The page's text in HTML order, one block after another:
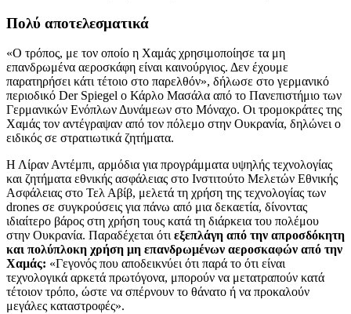
Πολύ αποτελεσματικά
«Ο τρόπος, με τον οποίο η Χαμάς χρησιμοποίησε τα μη
επανδρωμένα αεροσκάφη είναι καινούργιος. Δεν έχουμε
παρατηρήσει κάτι τέτοιο στο παρελθόν», δήλωσε στο γερμανικό
περιοδικό Der Spiegel ο Κάρλο Μασάλα από το Πανεπιστήμιο των
Γερμανικών Ενόπλων Δυνάμεων στο Μόναχο. Οι τρομοκράτες της
Χαμάς τον αντέγραψαν από τον πόλεμο στην Ουκρανία, δηλώνει ο
ειδικός σε στρατιωτικά ζητήματα.
Η Λίραν Αντέμπι, αρμόδια για προγράμματα υψηλής τεχνολογίας
και ζητήματα εθνικής ασφάλειας στο Ινστιτούτο Μελετών Εθνικής
Ασφάλειας στο Τελ Αβίβ, μελετά τη χρήση της τεχνολογίας των
drones σε συγκρούσεις για πάνω από μια δεκαετία, δίνοντας
ιδιαίτερο βάρος στη χρήση τους κατά τη διάρκεια του πολέμου
στην Ουκρανία. Παραδέχεται ότι εξεπλάγη από την απροσδόκητη
και πολύπλοκη χρήση μη επανδρωμένων αεροσκαφών από την
Χαμάς: «Γεγονός που αποδεικνύει ότι παρά το ότι είναι
τεχνολογικά αρκετά πρωτόγονα, μπορούν να μετατραπούν κατά
τέτοιον τρόπο, ώστε να σπέρνουν το θάνατο ή να προκαλούν
μεγάλες καταστροφές».